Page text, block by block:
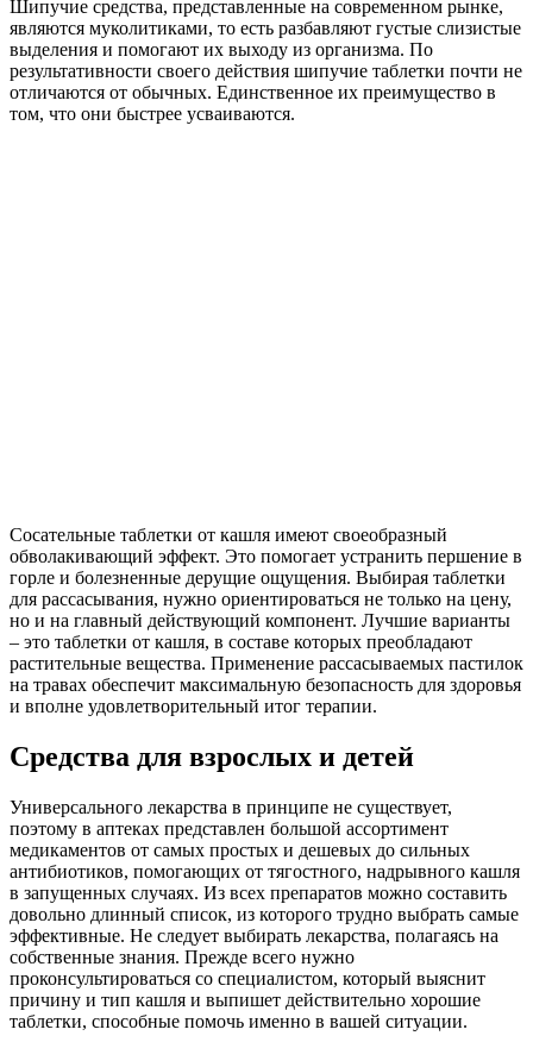
Шипучие средства, представленные на современном рынке,
являются муколитиками, то есть разбавляют густые слизистые
выделения и помогают их выходу из организма. По
результативности своего действия шипучие таблетки почти не
отличаются от обычных. Единственное их преимущество в
том, что они быстрее усваиваются.
Сосательные таблетки от кашля имеют своеобразный
обволакивающий эффект. Это помогает устранить першение в
горле и болезненные дерущие ощущения. Выбирая таблетки
для рассасывания, нужно ориентироваться не только на цену,
но и на главный действующий компонент. Лучшие варианты
– это таблетки от кашля, в составе которых преобладают
растительные вещества. Применение рассасываемых пастилок
на травах обеспечит максимальную безопасность для здоровья
и вполне удовлетворительный итог терапии.
Средства для взрослых и детей
Универсального лекарства в принципе не существует,
поэтому в аптеках представлен большой ассортимент
медикаментов от самых простых и дешевых до сильных
антибиотиков, помогающих от тягостного, надрывного кашля
в запущенных случаях. Из всех препаратов можно составить
довольно длинный список, из которого трудно выбрать самые
эффективные. Не следует выбирать лекарства, полагаясь на
собственные знания. Прежде всего нужно
проконсультироваться со специалистом, который выяснит
причину и тип кашля и выпишет действительно хорошие
таблетки, способные помочь именно в вашей ситуации.